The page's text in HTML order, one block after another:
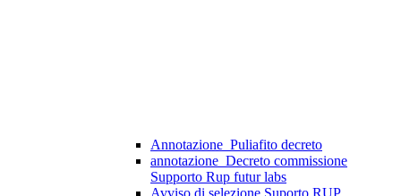
Annotazione_Puliafito decreto
annotazione_Decreto commissione
Supporto Rup futur labs